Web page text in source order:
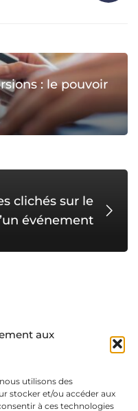
aux
utilisons des
stocker et/ou accéder aux
à ces technologies
: le pouvoir
clichés sur le
événement
publiée. Les champs